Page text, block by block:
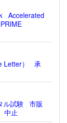
Accelerated
）
承
ル試験 市販
中止